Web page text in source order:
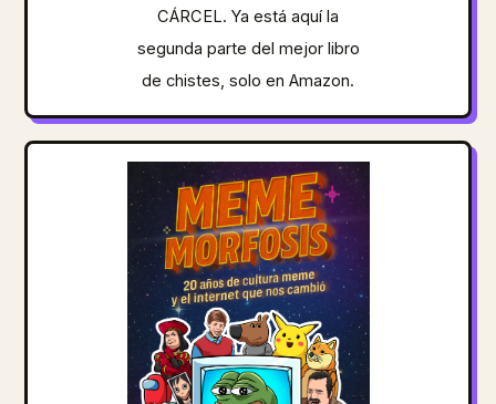
CÁRCEL. Ya está aquí la
segunda parte del mejor libro
de chistes, solo en Amazon.